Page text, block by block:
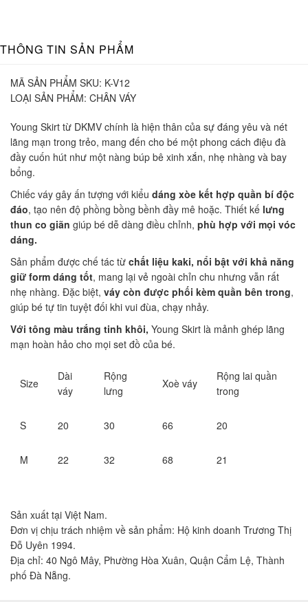
THÔNG TIN SẢN PHẨM
MÃ SẢN PHẨM SKU: K-V12
LOẠI SẢN PHẨM: CHÂN VÁY
Young Skirt từ DKMV chính là hiện thân của sự đáng yêu và nét
lãng mạn trong trẻo, mang đến cho bé một phong cách điệu đà
đầy cuốn hút như một nàng búp bê xinh xắn, nhẹ nhàng và bay
bổng.
Chiếc váy gây ấn tượng với kiểu dáng xòe kết hợp quần bí độc
đáo, tạo nên độ phồng bồng bềnh đầy mê hoặc. Thiết kế lưng
thun co giãn giúp bé dễ dàng điều chỉnh, phù hợp với mọi vóc
dáng.
Sản phẩm được chế tác từ chất liệu kaki, nổi bật với khả năng
giữ form dáng tốt, mang lại vẻ ngoài chỉn chu nhưng vẫn rất
nhẹ nhàng. Đặc biệt, váy còn được phối kèm quần bên trong,
giúp bé tự tin tuyệt đối khi vui đùa, chạy nhảy.
Với tông màu trắng tinh khôi, Young Skirt là mảnh ghép lãng
mạn hoàn hảo cho mọi set đồ của bé.
Size
Dài
váy
Rộng
lưng
Xoè váy
Rộng lai quần
trong
S 20 30 66 20
M 22 32 68 21
Sản xuất tại Việt Nam.
Đơn vị chịu trách nhiệm về sản phẩm: Hộ kinh doanh Trương Thị
Đỗ Uyên 1994.
Địa chỉ: 40 Ngô Mây, Phường Hòa Xuân, Quận Cẩm Lệ, Thành
phố Đà Nẵng.